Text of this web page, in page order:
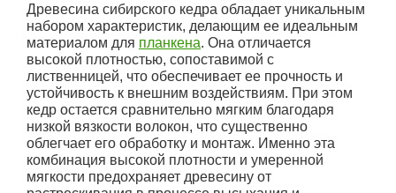
Древесина сибирского кедра обладает уникальным
набором характеристик, делающим ее идеальным
материалом для планкена. Она отличается
высокой плотностью, сопоставимой с
лиственницей, что обеспечивает ее прочность и
устойчивость к внешним воздействиям. При этом
кедр остается сравнительно мягким благодаря
низкой вязкости волокон, что существенно
облегчает его обработку и монтаж. Именно эта
комбинация высокой плотности и умеренной
мягкости предохраняет древесину от